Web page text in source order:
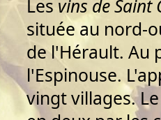
Les vins de Saint
située au nord-
de l'Hérault. Au
l'Espinouse.
vingt villages.